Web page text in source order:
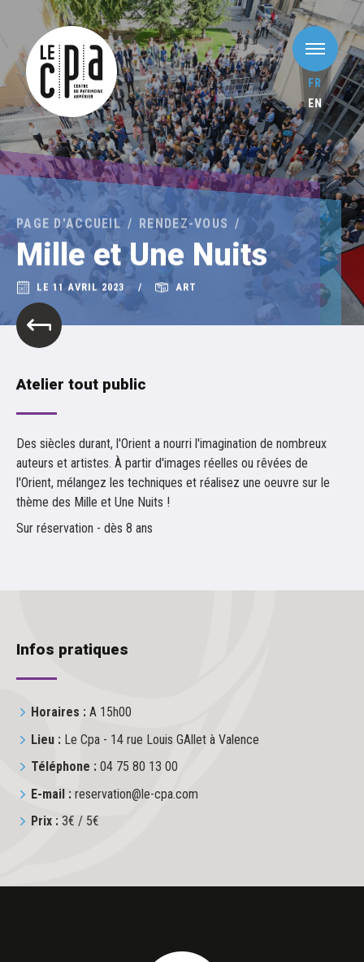
FR
EN
PAGE D'ACCUEIL RENDEZ-VOUS
Mille et Une Nuits
LE 11 AVRIL 2023 ART
Atelier tout public
Des siècles durant, l'Orient a nourri l'imagination de nombreux
auteurs et artistes. À partir d'images réelles ou rêvées de
l'Orient, mélangez les techniques et réalisez une oeuvre sur le
thème des Mille et Une Nuits !
Sur réservation - dès 8 ans
Infos pratiques
Horaires : A 15h00
Lieu : Le Cpa - 14 rue Louis GAllet à Valence
Téléphone : 04 75 80 13 00
E-mail : reservation@le-cpa.com
Prix : 3€ / 5€